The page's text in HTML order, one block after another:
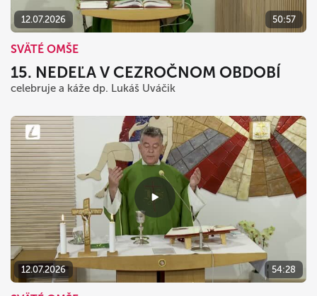
12.07.2026 50:57
SVÄTÉ OMŠE
15. NEDEĽA V CEZROČNOM OBDOBÍ
celebruje a káže dp. Lukáš Uváčik
12.07.2026 54:28